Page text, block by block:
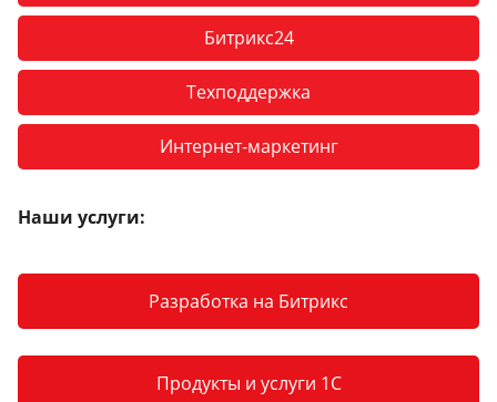
Битрикс24
Техподдержка
Интернет-маркетинг
Наши услуги:
Разработка на Битрикс
Продукты и услуги 1С